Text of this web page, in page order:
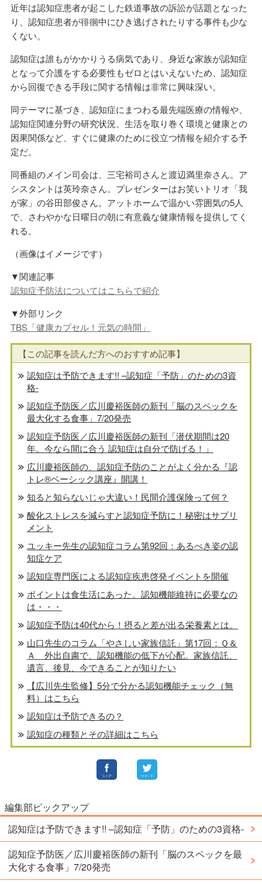
近年は認知症患者が起こした鉄道事故の訴訟が話題となった
り、認知症患者が徘徊中にひき逃げされたりする事件も少な
くない。
認知症は誰もがかかりうる病気であり、身近な家族が認知症
となって介護をする必要性もゼロとはいえないため、認知症
から回復できる手段に関する情報は非常に興味深い。
同テーマに基づき、認知症にまつわる最先端医療の情報や、
認知症関連分野の研究状況、生活を取り巻く環境と健康との
因果関係など、すぐに健康のために役立つ情報を紹介する予
定だ。
同番組のメイン司会は、三宅裕司さんと渡辺満里奈さん。ア
シスタントは英玲奈さん。プレゼンターはお笑いトリオ「我
が家」の谷田部俊さん。アットホームで温かい雰囲気の5人
で、さわやかな日曜日の朝に有意義な健康情報を提供してく
れる。
（画像はイメージです）
▼関連記事
認知症予防法についてはこちらで紹介
▼外部リンク
TBS「健康カプセル！元気の時間」
【この記事を読んだ方へのおすすめ記事】
認知症は予防できます!! –認知症「予防」のための3資
格-
認知症予防医／広川慶裕医師の新刊「脳のスペックを
最大化する食事」7/20発売
認知症予防医／広川慶裕医師の新刊「潜伏期間は20
年。今なら間に合う 認知症は自分で防げる！」
広川慶裕医師の、認知症予防のことがよく分かる『認
トレ®️ベーシック講座』開講！
知ると知らないじゃ大違い！民間介護保険って何？
酸化ストレスを減らすと認知症予防に！秘密はサプリ
メント
ユッキー先生の認知症コラム第92回：あるべき姿の認
知症ケア
認知症専門医による認知症疾患啓発イベントを開催
ポイントは食生活にあった。認知機能維持に必要なの
は・・・
認知症予防は40代から！摂ると差が出る栄養素とは。
山口先生のコラム「やさしい家族信託」第17回：Ｑ＆
Ａ 外出自粛で、認知機能の低下が心配。家族信託、
遺言、後見、今できることが知りたい
【広川先生監修】5分で分かる認知機能チェック（無
料）はこちら
認知症は予防できるの？
認知症の種類とその詳細はこちら
編集部ピックアップ
認知症は予防できます!! –認知症「予防」のための3資格-
認知症予防医／広川慶裕医師の新刊「脳のスペックを最
大化する食事」7/20発売